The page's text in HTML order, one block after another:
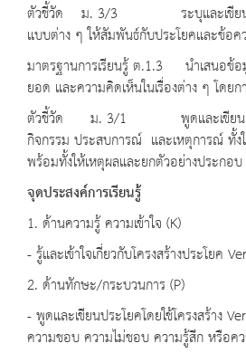
ตัวชี้วัด ม. 3/3 ระบุและเขียนสื่อที่
แบบต่าง ๆ ให้สัมพันธ์กับประโยคและข้อ
มาตรฐานการเรียนรู้ ต.1.3 นำเสนอข้อ
ยอด และความคิดเห็นในเรื่องต่าง ๆ โดย
ตัวชี้วัด ม. 3/1 พูดและเขียนแสด
กิจกรรม ประสบการณ์ และเหตุการณ์ ทั้ง
พร้อมทั้งให้เหตุผลและยกตัวอย่างประกอบ
จุดประสงค์การเรียนรู้
1. ด้านความรู้ ความเข้าใจ (K)
- รู้และเข้าใจเกี่ยวกับโครงสร้างประโยค
2. ด้านทักษะ/กระบวนการ (P)
- พูดและเขียนประโยคโดยใช้โครงสร้าง
ความชอบ ความไม่ชอบ ความรู้สึก